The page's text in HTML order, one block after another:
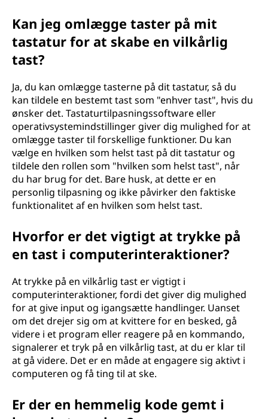
Kan jeg omlægge taster på mit
tastatur for at skabe en vilkårlig
tast?
Ja, du kan omlægge tasterne på dit tastatur, så du
kan tildele en bestemt tast som "enhver tast", hvis du
ønsker det. Tastaturtilpasningssoftware eller
operativsystemindstillinger giver dig mulighed for at
omlægge taster til forskellige funktioner. Du kan
vælge en hvilken som helst tast på dit tastatur og
tildele den rollen som "hvilken som helst tast", når
du har brug for det. Bare husk, at dette er en
personlig tilpasning og ikke påvirker den faktiske
funktionalitet af en hvilken som helst tast.
Hvorfor er det vigtigt at trykke på
en tast i computerinteraktioner?
At trykke på en vilkårlig tast er vigtigt i
computerinteraktioner, fordi det giver dig mulighed
for at give input og igangsætte handlinger. Uanset
om det drejer sig om at kvittere for en besked, gå
videre i et program eller reagere på en kommando,
signalerer et tryk på en vilkårlig tast, at du er klar til
at gå videre. Det er en måde at engagere sig aktivt i
computeren og få ting til at ske.
Er der en hemmelig kode gemt i